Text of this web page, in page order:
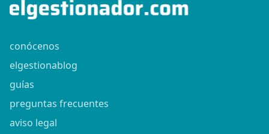
conócenos
elgestionablog
guías
preguntas frecuentes
aviso legal